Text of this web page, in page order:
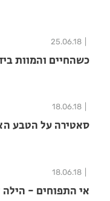
25.06.18
כשהחיים והמוות
18.06.18
סאטירה על הטבע
18.06.18
אי התפוחים - הילה